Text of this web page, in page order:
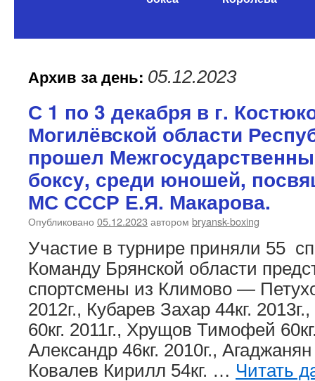
Архив за день: 05.12.2023
С 1 по 3 декабря в г.
Могилёвской области
прошел
боксу, среди юношей,
МС СССР Е.Я. Макарова.
Опубликовано 05.12.2023 автором bryansk-boxing
Участие в турнире приняли 55
Команду Брянской области
спортсмены из Климово —
2012г., Кубарев Захар 44кг.
60кг. 2011г., Хрущов Тимофей
Александр 46кг. 2010г., Агаджанян
Ковалев Кирилл 54кг. … Читать